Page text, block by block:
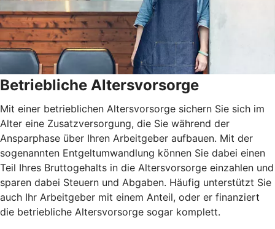
Betriebliche Altersvorsorge
Mit einer betrieblichen Altersvorsorge sichern Sie sich im
Alter eine Zusatzversorgung, die Sie während der
Ansparphase über Ihren Arbeitgeber aufbauen. Mit der
sogenannten Entgeltumwandlung können Sie dabei einen
Teil Ihres Bruttogehalts in die Altersvorsorge einzahlen und
sparen dabei Steuern und Abgaben. Häufig unterstützt Sie
auch Ihr Arbeitgeber mit einem Anteil, oder er finanziert
die betriebliche Altersvorsorge sogar komplett.